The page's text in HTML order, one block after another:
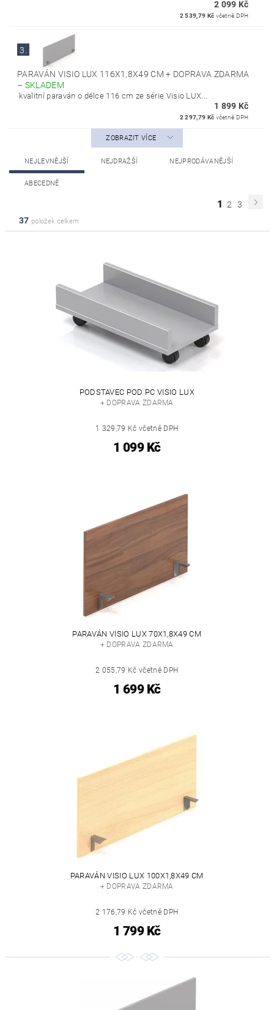
2 099 Kč
2 539,79 Kč včetně DPH
3.
PARAVÁN VISIO LUX 116X1,8X49 CM + DOPRAVA ZDARMA
– SKLADEM
kvalitní paraván o délce 116 cm ze série Visio LUX...
1 899 Kč
2 297,79 Kč včetně DPH
ZOBRAZIT VÍCE
NEJLEVNĚJŠÍ NEJDRAŽŠÍ NEJPRODÁVANĚJŠÍ
ABECEDNĚ
1 2
3
37 položek celkem
PODSTAVEC POD PC VISIO LUX
+ DOPRAVA ZDARMA
1 329,79 Kč včetně DPH
1 099 Kč
PARAVÁN VISIO LUX 70X1,8X49 CM
+ DOPRAVA ZDARMA
2 055,79 Kč včetně DPH
1 699 Kč
PARAVÁN VISIO LUX 100X1,8X49 CM
+ DOPRAVA ZDARMA
2 176,79 Kč včetně DPH
1 799 Kč